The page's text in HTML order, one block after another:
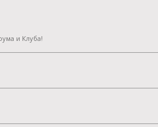
и Клуба!